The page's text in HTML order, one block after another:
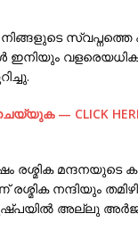
സ്വപ്നത്തെ
ഇനിയും
— CLICK
രശ്മിക മന്ദനയുടെ
നന്ദിയും
പുഷ്പയിൽ അല്ലു